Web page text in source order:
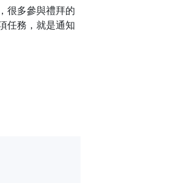
很多參與禮拜的
任務，就是通知